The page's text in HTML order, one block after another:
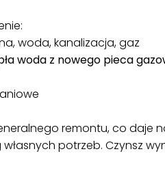
woda, kanalizacja, gaz
woda z nowego pieca
remontu, co daje
potrzeb. Czynsz